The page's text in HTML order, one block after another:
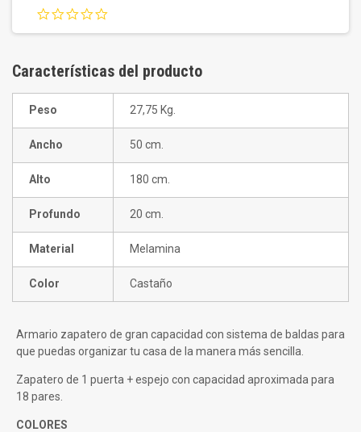
Características del producto
Peso 27,75 Kg.
Ancho 50 cm.
Alto 180 cm.
Profundo 20 cm.
Material Melamina
Color Castaño
Armario zapatero de gran capacidad con sistema de baldas para
que puedas organizar tu casa de la manera más sencilla.
Zapatero de 1 puerta + espejo con capacidad aproximada para
18 pares.
COLORES